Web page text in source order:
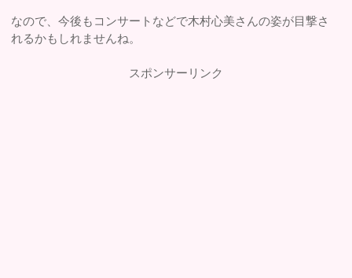
なので、今後もコンサートなどで木村心美さんの姿が目撃さ
れるかもしれませんね。
スポンサーリンク